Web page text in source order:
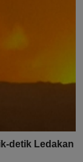
detik Ledakan